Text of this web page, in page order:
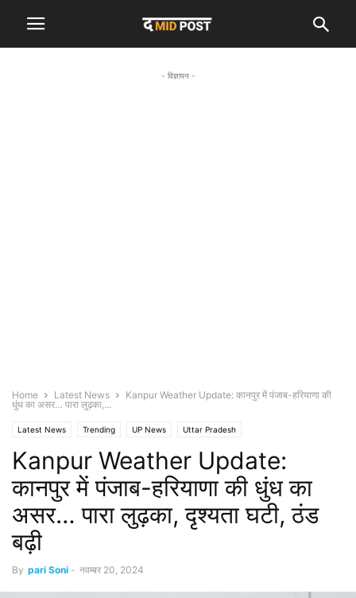
- विज्ञापन -
Home Latest News
Kanpur Weather Update: कानपुर में पंजाब-हरियाणा की
धुंध का असर… पारा लुढ़का,...
Latest News Trending UP News Uttar Pradesh
Kanpur Weather Update:
कानपुर में पंजाब-हरियाणा की धुंध का
असर… पारा लुढ़का, दृश्यता घटी, ठंड
बढ़ी
By pari Soni - नवम्बर 20, 2024